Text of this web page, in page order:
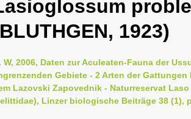
1923)
W, 2006, Daten zur Aculeaten-Fauna der
Gebiete - 2 Arten der
Lazovski Zapovednik - Naturreservat
Linzer biologische Beiträge 38 (1),